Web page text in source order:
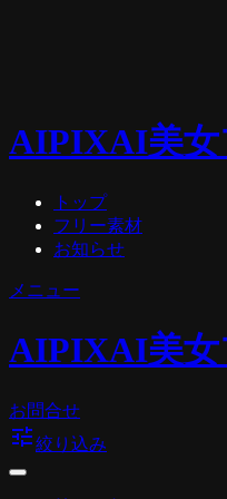
AIPIXAI美
トップ
フリー素材
お知らせ
メニュー
AIPIXAI美
お問合せ
tune絞り込み